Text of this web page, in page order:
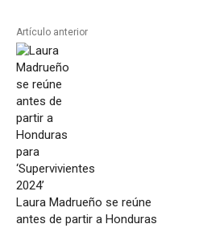
Artículo anterior
Laura Madrueño se reúne
antes de partir a Honduras